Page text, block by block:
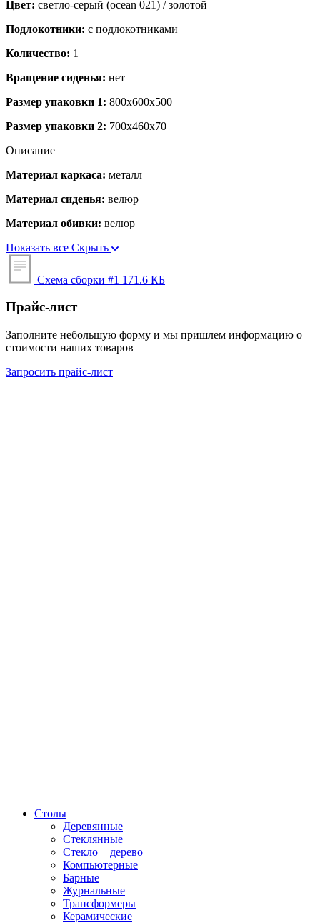
Цвет: светло-серый (ocean 021) / золотой
Подлокотники: с подлокотниками
Количество: 1
Вращение сиденья: нет
Размер упаковки 1: 800x600x500
Размер упаковки 2: 700x460x70
Описание
Материал каркаса: металл
Материал сиденья: велюр
Материал обивки: велюр
Показать все Скрыть
Схема сборки #1 171.6 КБ
Прайс-лист
Заполните небольшую форму и мы пришлем информацию о
стоимости наших товаров
Запросить прайс-лист
Столы
Деревянные
Стеклянные
Стекло + дерево
Компьютерные
Барные
Журнальные
Трансформеры
Керамические